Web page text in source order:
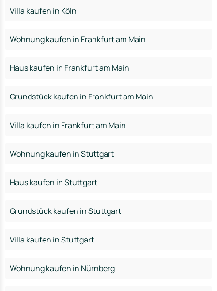
Villa kaufen in Köln
Wohnung kaufen in Frankfurt am Main
Haus kaufen in Frankfurt am Main
Grundstück kaufen in Frankfurt am Main
Villa kaufen in Frankfurt am Main
Wohnung kaufen in Stuttgart
Haus kaufen in Stuttgart
Grundstück kaufen in Stuttgart
Villa kaufen in Stuttgart
Wohnung kaufen in Nürnberg